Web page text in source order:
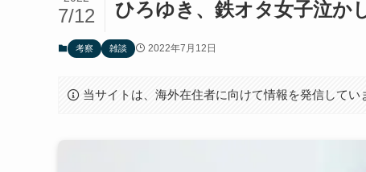
ひろゆき、鉄オタ女子泣か
7/12
考察 雑談 2022年7月12日
当サイトは、海外在住者に向けて情報を発信してい